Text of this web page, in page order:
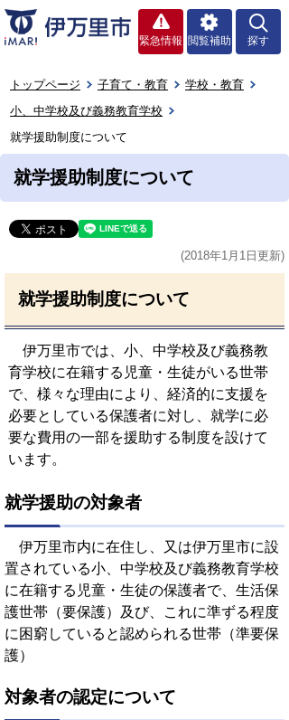
緊急情報 閲覧補助 探す
トップページ 子育て・教育
学校・教育
小、中学校及び義務教育学校
就学援助制度について
就学援助制度について
(2018年1月1日更新)
就学援助制度について
伊万里市では、小、中学校及び義務教
育学校に在籍する児童・生徒がいる世帯
で、様々な理由により、経済的に支援を
必要としている保護者に対し、就学に必
要な費用の一部を援助する制度を設けて
います。
就学援助の対象者
伊万里市内に在住し、又は伊万里市に設
置されている小、中学校及び義務教育学校
に在籍する児童・生徒の保護者で、生活保
護世帯（要保護）及び、これに準ずる程度
に困窮していると認められる世帯（準要保
護）
対象者の認定について